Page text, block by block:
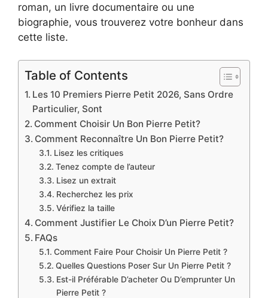
roman, un livre documentaire ou une
biographie, vous trouverez votre bonheur dans
cette liste.
Table of Contents
Les 10 Premiers Pierre Petit 2026, Sans Ordre
Particulier, Sont
Comment Choisir Un Bon Pierre Petit?
Comment Reconnaître Un Bon Pierre Petit?
Lisez les critiques
Tenez compte de l’auteur
Lisez un extrait
Recherchez les prix
Vérifiez la taille
Comment Justifier Le Choix D’un Pierre Petit?
FAQs
Comment Faire Pour Choisir Un Pierre Petit ?
Quelles Questions Poser Sur Un Pierre Petit ?
Est-il Préférable D’acheter Ou D’emprunter Un
Pierre Petit ?